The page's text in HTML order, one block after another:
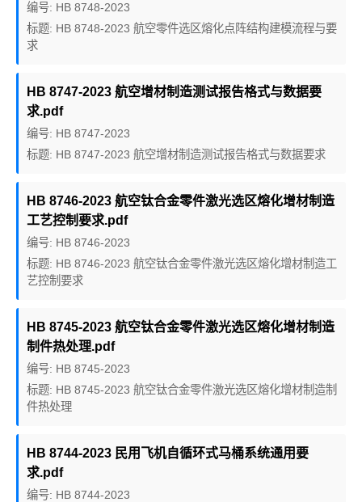
编号: HB 8748-2023
标题: HB 8748-2023 航空零件选区熔化点阵结构建模流程与要
求
HB 8747-2023 航空增材制造测试报告格式与数据要
求.pdf
编号: HB 8747-2023
标题: HB 8747-2023 航空增材制造测试报告格式与数据要求
HB 8746-2023 航空钛合金零件激光选区熔化增材制造
工艺控制要求.pdf
编号: HB 8746-2023
标题: HB 8746-2023 航空钛合金零件激光选区熔化增材制造工
艺控制要求
HB 8745-2023 航空钛合金零件激光选区熔化增材制造
制件热处理.pdf
编号: HB 8745-2023
标题: HB 8745-2023 航空钛合金零件激光选区熔化增材制造制
件热处理
HB 8744-2023 民用飞机自循环式马桶系统通用要
求.pdf
编号: HB 8744-2023